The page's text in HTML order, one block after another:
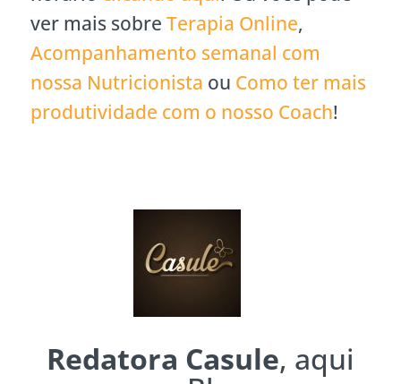
ver mais sobre Terapia Online,
Acompanhamento semanal com
nossa Nutricionista ou Como ter mais
produtividade com o nosso Coach!
Redatora Casule, aqui